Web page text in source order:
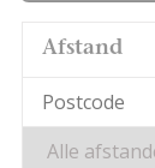
Afstand